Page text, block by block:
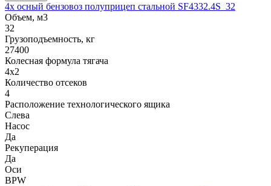
4х осный бензовоз полуприцеп стальной SF4332.4S_32
Объем, м3
32
Грузоподъемность, кг
27400
Колесная формула тягача
4x2
Количество отсеков
4
Расположение технологического ящика
Слева
Насос
Да
Рекуперация
Да
Оси
BPW